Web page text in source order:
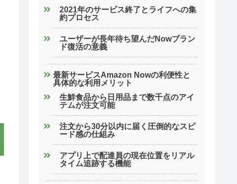
2021年のサービス終了とライフへの集
約プロセス
ユーザーが長年待ち望んだNowブラン
ド復活の意義
最新サービスAmazon Nowの利便性と
具体的な利用メリット
生鮮食品から日用品まで数千点のアイ
テムが注文可能
注文から30分以内に届く圧倒的なスピ
ード感の仕組み
アプリ上で配達員の現在位置をリアル
タイム追跡する機能